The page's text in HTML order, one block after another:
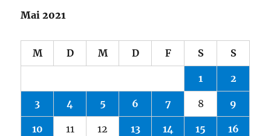
Mai 2021
M D M D F S S
1 2
3 4 5 6 7 8 9
10 11 12 13 14 15 16